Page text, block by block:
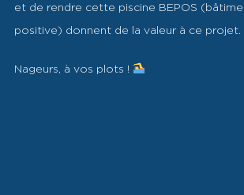
et de rendre cette piscine BEPOS
positive) donnent de la valeur à ce projet.
Nageurs, à vos plots !